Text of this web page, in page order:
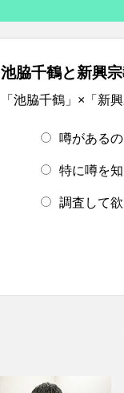
池脇千鶴と新興
「池脇千鶴」×「新
噂がある
特に噂を
調査して